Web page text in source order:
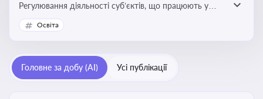
Регулювання діяльності суб’єктів, що працюють у
сфері фізичної культури та спорту, включаючи
оздоровлення населення, професійний і аматорський
потенціалу, соціального захисту та ефективної
реалізації державної політики у цій галузі
Освіта
Головне за добу (AI) Усі публікації